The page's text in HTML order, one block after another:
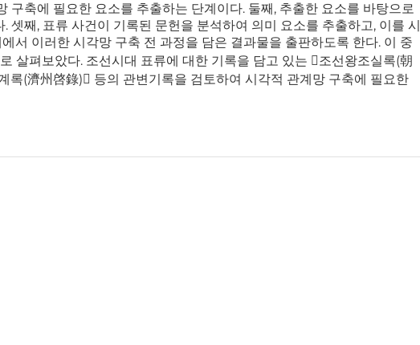
망 구축에 필요한 요소를 추출하는 단계이다. 둘째, 추출한 요소를 바탕으로
셋째, 표류 사건이 기록된 문헌을 분석하여 의미 요소를 추출하고, 이를 시
서 이러한 시각망 구축 전 과정을 담은 결과물을 출판하도록 한다. 이 중
살펴보았다. 조선시대 표류에 대한 기록을 담고 있는 󰡔조선왕조실록(朝
(濟州啓錄)󰡕 등의 관변기록을 검토하여 시각적 관계망 구축에 필요한